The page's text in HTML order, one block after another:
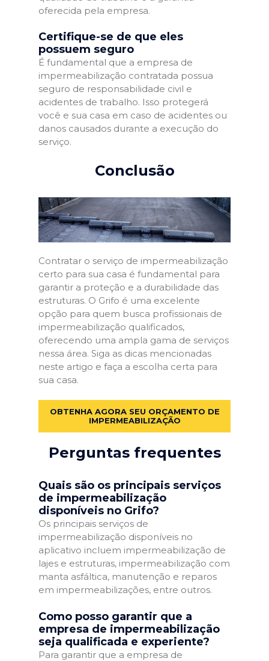
oferecida pela empresa.
Certifique-se de que eles
possuem seguro
É fundamental que a empresa de
impermeabilização contratada possua
seguro de responsabilidade civil e
acidentes de trabalho. Isso protegerá
você e sua casa em caso de acidentes ou
danos causados durante a execução do
serviço.
Conclusão
Contratar o serviço de impermeabilização
certo para sua casa é fundamental para
garantir a proteção e a durabilidade das
estruturas. O Grifo é uma excelente
opção para quem busca profissionais de
impermeabilização qualificados,
oferecendo uma ampla gama de serviços
nessa área. Siga as dicas mencionadas
neste artigo e faça a escolha certa para
sua casa.
OBTENHA AGORA SEU ORÇAMENTO DE
IMPERMEABILIZAÇÃO
Perguntas frequentes
Quais são os principais serviços
de impermeabilização
disponíveis no Grifo?
Os principais serviços de
impermeabilização disponíveis no
aplicativo incluem impermeabilização de
lajes e estruturas, impermeabilização com
manta asfáltica, manutenção e reparos
em impermeabilizações, entre outros.
Como posso garantir que a
empresa de impermeabilização
seja qualificada e experiente?
Para garantir que a empresa de